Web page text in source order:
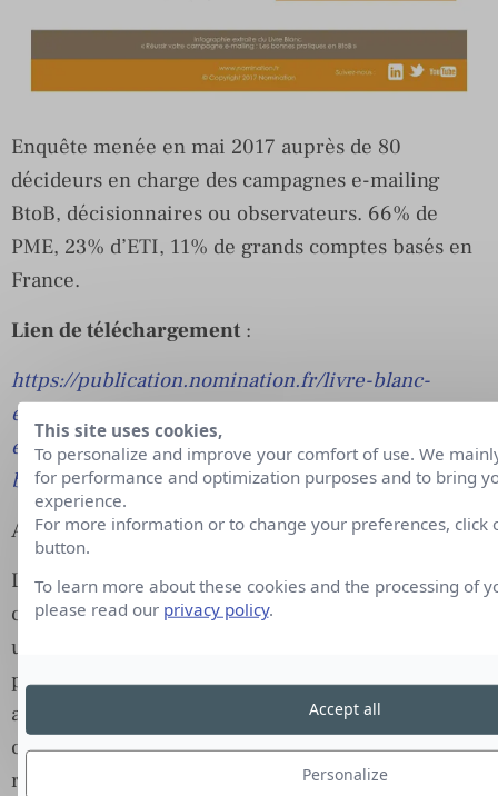
Enquête menée en mai 2017 auprès de 80
décideurs en charge des campagnes e-mailing
BtoB, décisionnaires ou observateurs. 66% de
PME, 23% d’ETI, 11% de grands comptes basés en
France.
Lien de téléchargement:
https://publication.nomination.fr/livre-blanc-
emailing/?Document=livre-blanc-
blanc-emailing-prospects
A propos du CMIT
Le CMITest le Club des Directeurs marketing &
communication de l’IT. Fondé en 2003, il réunit
une centaine d’adhérents autour de
préoccupations plutôt B2B dans l’industrie de l’IT
au sens large. Sa mission est de favoriser la
circulation des idées et des savoirs, d’accélérer les
rencontres et les échanges de bonnes pratiques,
This site uses cookies,
To personalize and improve your comfort of use. We
for performance and optimization purposes and to bring
experience.
For more information or to change your preferences, click
button.
To learn more about these cookies and the processing of
please read our privacy policy.
Personalize
Accept all